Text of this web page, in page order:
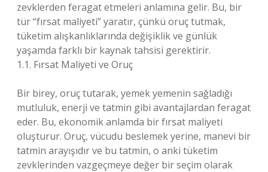
zevklerden feragat etmeleri anlamına gelir. Bu, bir
tür “fırsat maliyeti” yaratır, çünkü oruç tutmak,
tüketim alışkanlıklarında değişiklik ve günlük
yaşamda farklı bir kaynak tahsisi gerektirir.
1.1. Fırsat Maliyeti ve Oruç
Bir birey, oruç tutarak, yemek yemenin sağladığı
mutluluk, enerji ve tatmin gibi avantajlardan feragat
eder. Bu, ekonomik anlamda bir fırsat maliyeti
oluşturur. Oruç, vücudu beslemek yerine, manevi bir
tatmin arayışıdır ve bu tatmin, o anki tüketim
zevklerinden vazgeçmeye değer bir seçim olarak